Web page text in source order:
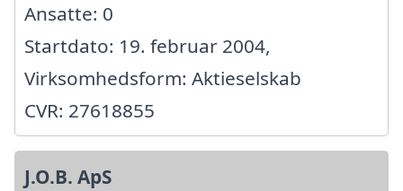
Ansatte: 0
Startdato: 19. februar 2004,
Virksomhedsform: Aktieselskab
CVR: 27618855
J.O.B. ApS